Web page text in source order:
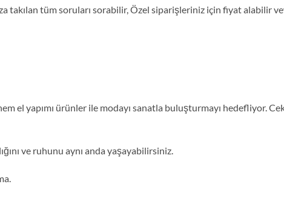
takılan tüm soruları sorabilir, Özel siparişleriniz için fiyat alabilir
el yapımı ürünler ile modayı sanatla buluşturmayı hedefliyor.
ve ruhunu aynı anda yaşayabilirsiniz.